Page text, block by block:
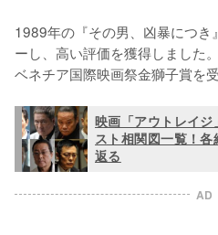
1989年の『その男、凶暴につき
ーし、高い評価を獲得しました
ベネチア国際映画祭金獅子賞を
映画「アウトレイ
スト相関図一覧！
返る
AD